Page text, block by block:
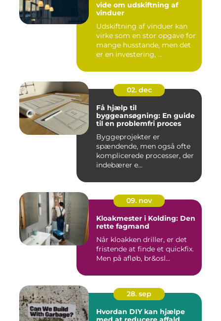
vide om udskiftning af
vinduer
Udskiftning af vinduer kan
virke som en stor opgave for
mange husstande, men det
er en investering, ...
02. dec
Få hjælp til
byggeansøgning: En guide
til en problemfri proces
Byggeprojekter er
spændende, men også ofte
komplicerede processer, der
indebærer e...
09. nov
Kloakmester i Kolding: Den
rette fagmand
Når kloakken driller, er det
fristende at finde et quickfix.
Men på afløb, br&osl...
28. sep
Hvordan DIY kan hjælpe